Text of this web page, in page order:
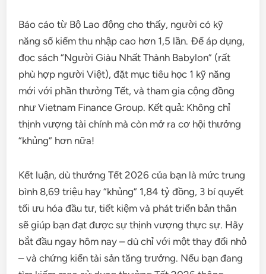
Báo cáo từ Bộ Lao động cho thấy, người có kỹ
năng số kiếm thu nhập cao hơn 1,5 lần. Để áp dụng,
đọc sách “Người Giàu Nhất Thành Babylon” (rất
phù hợp người Việt), đặt mục tiêu học 1 kỹ năng
mới với phần thưởng Tết, và tham gia cộng đồng
như Vietnam Finance Group. Kết quả: Không chỉ
thịnh vượng tài chính mà còn mở ra cơ hội thưởng
“khủng” hơn nữa!
Kết luận, dù thưởng Tết 2026 của bạn là mức trung
bình 8,69 triệu hay “khủng” 1,84 tỷ đồng, 3 bí quyết
tối ưu hóa đầu tư, tiết kiệm và phát triển bản thân
sẽ giúp bạn đạt được sự thịnh vượng thực sự. Hãy
bắt đầu ngay hôm nay – dù chỉ với một thay đổi nhỏ
– và chứng kiến tài sản tăng trưởng. Nếu bạn đang